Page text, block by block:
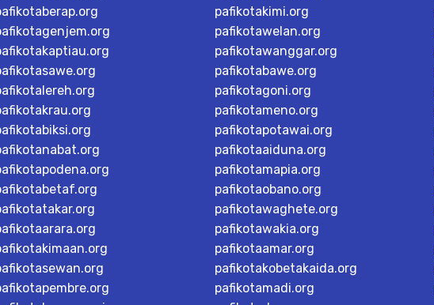
pafikotakimi.org
pafikotawelan.org
pafikotawanggar.org
pafikotabawe.org
pafikotagoni.org
pafikotameno.org
pafikotapotawai.org
pafikotaaiduna.org
pafikotamapia.org
pafikotaobano.org
pafikotawaghete.org
pafikotawakia.org
pafikotaamar.org
pafikotakobetakaida.org
pafikotamadi.org